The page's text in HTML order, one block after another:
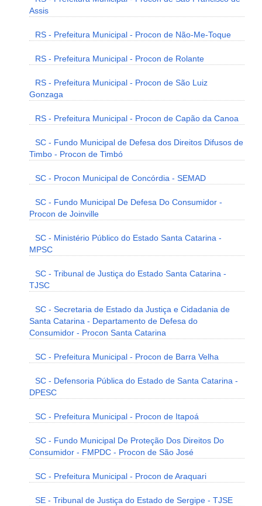
Assis
RS - Prefeitura Municipal - Procon de Não-Me-Toque
RS - Prefeitura Municipal - Procon de Rolante
RS - Prefeitura Municipal - Procon de São Luiz
Gonzaga
RS - Prefeitura Municipal - Procon de Capão da Canoa
SC - Fundo Municipal de Defesa dos Direitos Difusos de
Timbo - Procon de Timbó
SC - Procon Municipal de Concórdia - SEMAD
SC - Fundo Municipal De Defesa Do Consumidor -
Procon de Joinville
SC - Ministério Público do Estado Santa Catarina -
MPSC
SC - Tribunal de Justiça do Estado Santa Catarina -
TJSC
SC - Secretaria de Estado da Justiça e Cidadania de
Santa Catarina - Departamento de Defesa do
Consumidor - Procon Santa Catarina
SC - Prefeitura Municipal - Procon de Barra Velha
SC - Defensoria Pública do Estado de Santa Catarina -
DPESC
SC - Prefeitura Municipal - Procon de Itapoá
SC - Fundo Municipal De Proteção Dos Direitos Do
Consumidor - FMPDC - Procon de São José
SC - Prefeitura Municipal - Procon de Araquari
SE - Tribunal de Justiça do Estado de Sergipe - TJSE